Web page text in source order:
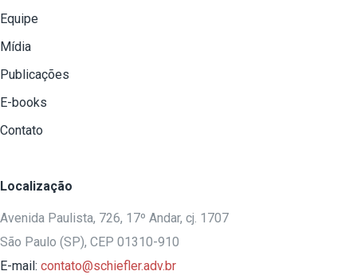
Equipe
Mídia
Publicações
E-books
Contato
Localização
Avenida Paulista, 726, 17º Andar, cj. 1707
São Paulo (SP), CEP 01310-910
E-mail: contato@schiefler.adv.br